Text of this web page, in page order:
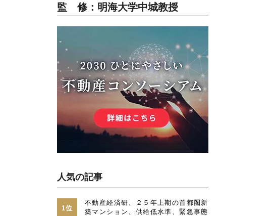
監 修：明海大学中城教授
人気の記事
1位
不動産経済研、２５年上期の首都圏新
築マンション、供給低水準、緊急事態